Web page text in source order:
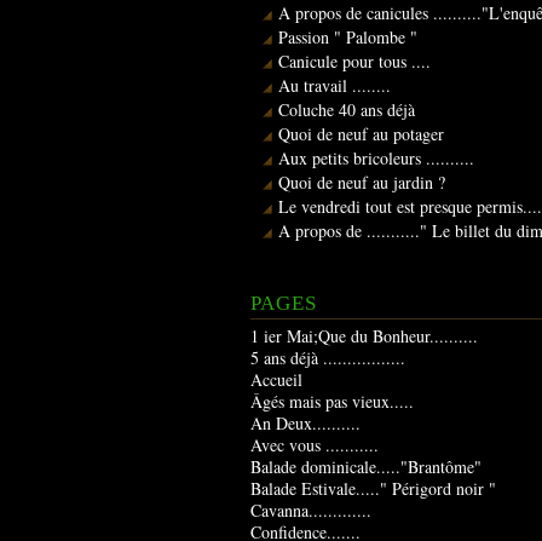
A propos de canicules
Passion " Palombe "
Canicule pour tous ....
Au travail ........
Coluche 40 ans déjà
Quoi de neuf au potager
Aux petits bricoleurs ..........
Quoi de neuf au jardin ?
Le vendredi tout est presque
A propos de ..........." Le billet du
PAGES
1 ier Mai;Que du Bonheur..........
5 ans déjà .................
Accueil
Âgés mais pas vieux.....
An Deux..........
Avec vous ...........
Balade dominicale....."Brantôme"
Balade Estivale....." Périgord noir "
Cavanna.............
Confidence.......